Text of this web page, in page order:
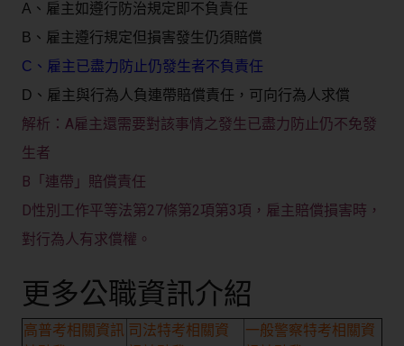
A、雇主如遵行防治規定即不負責任
B、雇主遵行規定但損害發生仍須賠償
C、雇主已盡力防止仍發生者不負責任
D、雇主與行為人負連帶賠償責任，可向行為人求償
解析： A雇主還需要對該事情之發生已盡力防止仍不免發
生者
B「連帶」賠償責任
D性別工作平等法第27條第2項第3項，雇主賠償損害時，
對行為人有求償權。
更多公職資訊介紹
高普考相關資訊 司法特考相關資
一般警察特考相關資